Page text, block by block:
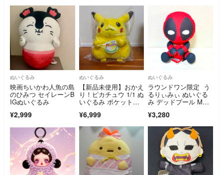
ぬいぐるみ
映画ちいかわ人魚の島
のひみつ セイレーンB
IGぬいぐるみ
¥2,999
ぬいぐるみ
【新品未使用】おかえ
り！ピカチュウ 1/1 ぬ
いぐるみ ポケットモ
モン
¥6,999
ぬいぐるみ
ラウンドワン限定 う
るりぃみぃ ぬいぐる
み デッドプール MAR
¥3,280